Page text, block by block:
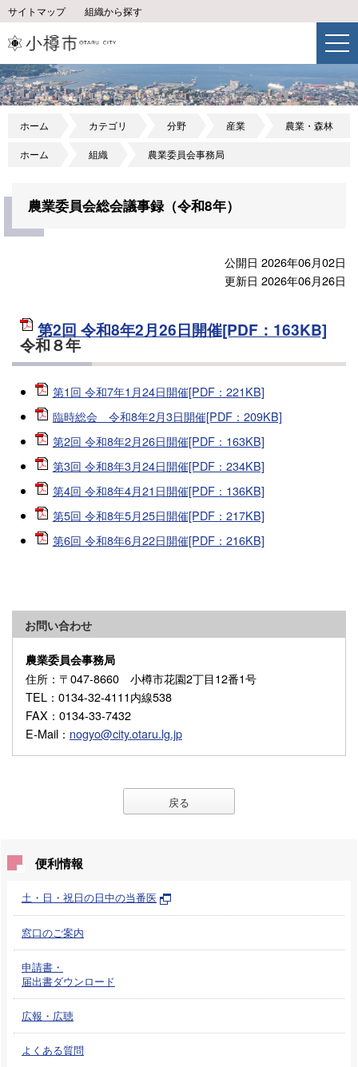
サイトマップ 組織から探す
ホーム カテゴリ 分野 産業 農業・森林
ホーム 組織 農業委員会事務局
農業委員会総会議事録（令和8年）
公開日 2026年06月02日
更新日 2026年06月26日
第2回 令和8年2月26日開催[PDF：163KB]
令和８年
第1回 令和7年1月24日開催[PDF：221KB]
臨時総会 令和8年2月3日開催[PDF：209KB]
第2回 令和8年2月26日開催[PDF：163KB]
第3回 令和8年3月24日開催[PDF：234KB]
第4回 令和8年4月21日開催[PDF：136KB]
第5回 令和8年5月25日開催[PDF：217KB]
第6回 令和8年6月22日開催[PDF：216KB]
お問い合わせ
農業委員会事務局
住所 ：〒047-8660 小樽市花園2丁目12番1号
TEL ：0134-32-4111内線538
FAX ：0134-33-7432
E-Mail ： nogyo@city.otaru.lg.jp
戻る
便利情報
土・日・祝日の日中の当番医
窓口のご案内
申請書・
届出書ダウンロード
広報・広聴
よくある質問